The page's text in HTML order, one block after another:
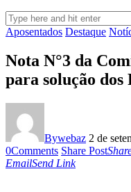
Aposentados Destaque
Nota N°3 da
para solução dos
Bywebaz 2 de
0Comments Share Post
EmailSend Link